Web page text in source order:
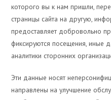
которого вы к нам пришли,
страницы сайта на другую,
предоставляет добровольно
фиксируются посещения, иные
аналитики сторонних
Эти данные носят
направлены на улучшение